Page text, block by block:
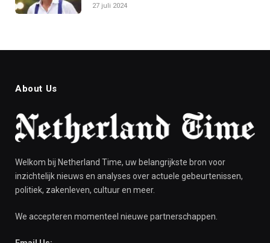
27 juli 2024
About Us
Welkom bij Netherland Time, uw belangrijkste bron voor
inzichtelijk nieuws en analyses over actuele gebeurtenissen,
politiek, zakenleven, cultuur en meer.
We accepteren momenteel nieuwe partnerschappen.